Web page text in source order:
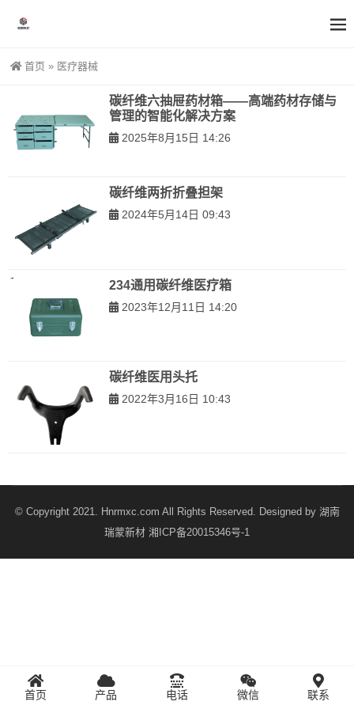
首页 » 医疗器械
碳纤维六抽屉药材箱——高端药材存储与
管理的智能化解决方案
2025年8月15日 14:26
碳纤维两折折叠担架
2024年5月14日 09:43
234通用碳纤维医疗箱
2023年12月11日 14:20
碳纤维医用头托
2022年3月16日 10:43
© Copyright 2021. Hnrmxc.com All Rights Reserved. Designed by 湖南
瑞蒙新材 湘ICP备20015346号-1
首页 产品 电话 微信 联系